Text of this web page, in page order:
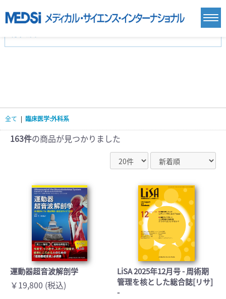
臨床医学:一般(359)
基礎医学(93)
看護学(21)
医療技術(16)
栄養学(0)
薬学(7)
医学一般(91) マルチメディア(0)
全て | 臨床医学:外科系
163件の商品が見つかりました
運動器超音波解剖学
￥19,800 (税込)
LiSA 2025年12月号 - 周術期
管理を核とした総合誌[リサ]
-